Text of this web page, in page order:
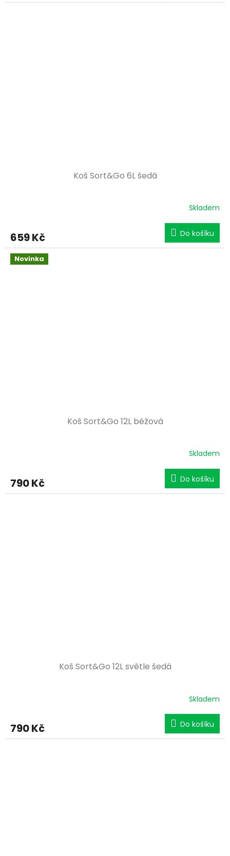
Koš Sort&Go 6L šedá
Skladem
659 Kč Do košíku
Novinka
Koš Sort&Go 12L béžová
Skladem
790 Kč Do košíku
Koš Sort&Go 12L světle šedá
Skladem
790 Kč Do košíku